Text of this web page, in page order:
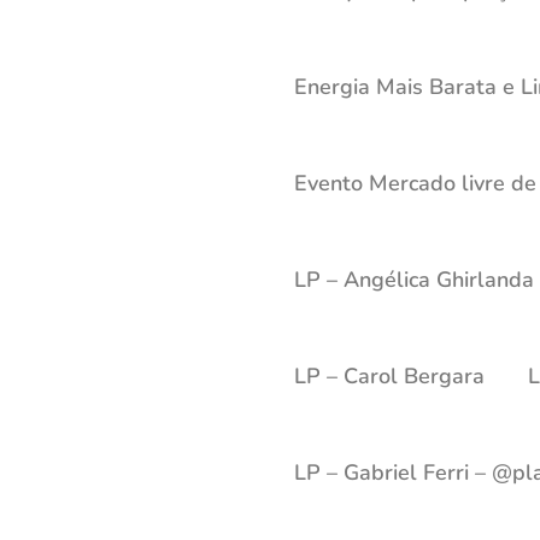
Energia Mais Barata e
Evento Mercado livre
LP – Angélica
LP – Carol Bergara
LP – Gabriel Ferri –